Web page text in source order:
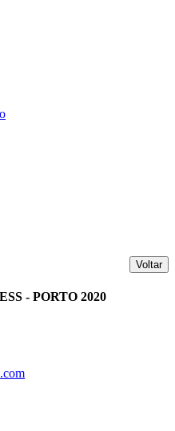
- PORTO 2020